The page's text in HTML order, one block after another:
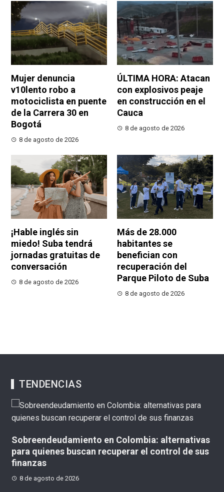
Mujer denuncia
v10lento robo a
motociclista en puente
de la Carrera 30 en
Bogotá
8 de agosto de 2026
ÚLTIMA HORA: Atacan
con explosivos peaje
en construcción en el
Cauca
8 de agosto de 2026
¡Hable inglés sin
miedo! Suba tendrá
jornadas gratuitas de
conversación
8 de agosto de 2026
Más de 28.000
habitantes se
benefician con
recuperación del
Parque Piloto de Suba
8 de agosto de 2026
TENDENCIAS